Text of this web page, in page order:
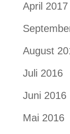
April 2017
August
Juli 2016
Juni 2016
Mai 2016